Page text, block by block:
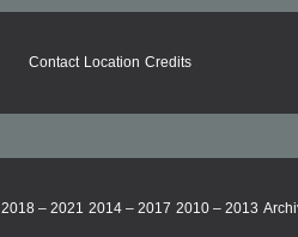
Contact Location Credits
2018 – 2021 2014 – 2017 2010 – 2013